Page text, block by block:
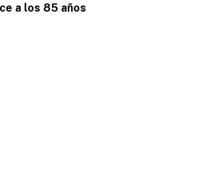
a los 85 años